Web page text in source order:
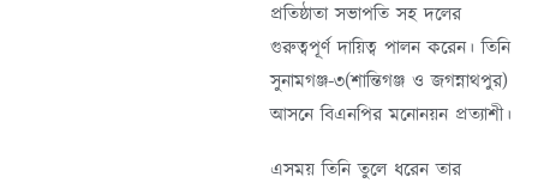
প্রতিষ্ঠাতা সভাপতি সহ দলের
গুরুত্বপূর্ণ দায়িত্ব পালন করেন। তিনি
সুনামগঞ্জ-৩(শান্তিগঞ্জ ও জগন্নাথপুর)
আসনে বিএনপির মনোনয়ন প্রত্যাশী।
এসময় তিনি তুলে ধরেন তার